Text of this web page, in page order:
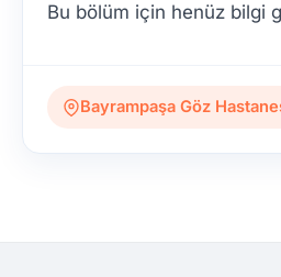
Bu bölüm için henüz bilgi
Bayrampaşa Göz